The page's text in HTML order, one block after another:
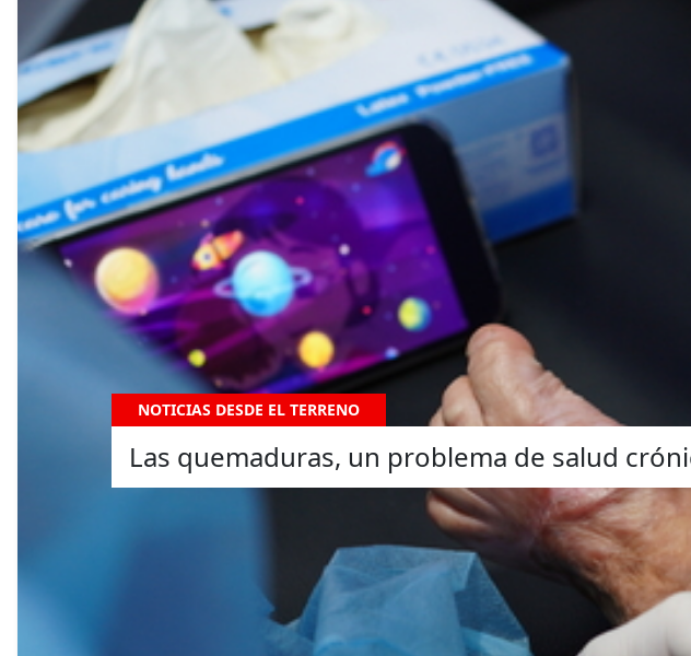
NOTICIAS DESDE EL TERRENO
Las quemaduras, un problema de salud